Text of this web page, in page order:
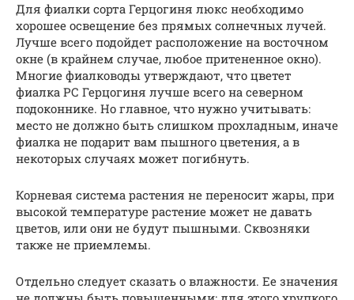
Для фиалки сорта Герцогиня люкс необходимо
хорошее освещение без прямых солнечных лучей.
Лучше всего подойдет расположение на восточном
окне (в крайнем случае, любое притененное окно).
Многие фиалководы утверждают, что цветет
фиалка РС Герцогиня лучше всего на северном
подоконнике. Но главное, что нужно учитывать:
место не должно быть слишком прохладным, иначе
фиалка не подарит вам пышного цветения, а в
некоторых случаях может погибнуть.
Корневая система растения не переносит жары, при
высокой температуре растение может не давать
цветов, или они не будут пышными. Сквозняки
также не приемлемы.
Отдельно следует сказать о влажности. Ее значения